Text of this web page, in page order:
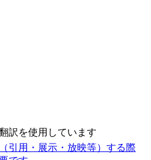
訳を使用しています
引用・展示・放映等）する際